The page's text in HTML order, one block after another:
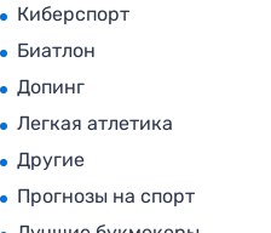
Киберспорт
Биатлон
Допинг
Легкая атлетика
Другие
Прогнозы на спорт